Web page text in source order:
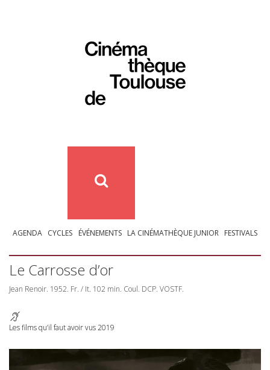
AGENDA CYCLES ÉVÉNEMENTS LA CINÉMATHÈQUE JUNIOR FESTIVALS
Le Carrosse d’or
Jean Renoir. 1952. Fr. / It. 102 min. Coul. DCP. VOSTF.
Les films qu’il faut avoir vus 2019